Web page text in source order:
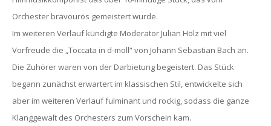
Orchester bravourös gemeistert wurde.
Im weiteren Verlauf kündigte Moderator Julian Hölz mit viel
Vorfreude die „Toccata in d-moll“ von Johann Sebastian Bach an.
Die Zuhörer waren von der Darbietung begeistert. Das Stück
begann zunächst erwartert im klassischen Stil, entwickelte sich
aber im weiteren Verlauf fulminant und rockig, sodass die ganze
Klanggewalt des Orchesters zum Vorschein kam.